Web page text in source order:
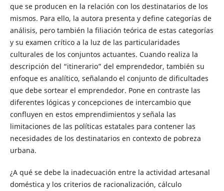
que se producen en la relación con los destinatarios de los
mismos. Para ello, la autora presenta y define categorías de
análisis, pero también la filiación teórica de estas categorías
y su examen crítico a la luz de las particularidades
culturales de los conjuntos actuantes. Cuando realiza la
descripción del “itinerario” del emprendedor, también su
enfoque es analítico, señalando el conjunto de dificultades
que debe sortear el emprendedor. Pone en contraste las
diferentes lógicas y concepciones de intercambio que
confluyen en estos emprendimientos y señala las
limitaciones de las políticas estatales para contener las
necesidades de los destinatarios en contexto de pobreza
urbana.
¿A qué se debe la inadecuación entre la actividad artesanal
doméstica y los criterios de racionalización, cálculo